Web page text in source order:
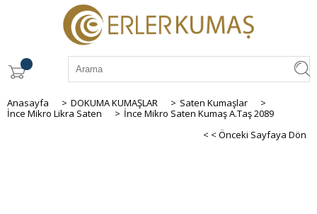
Anasayfa > DOKUMA KUMAŞLAR > Saten Kumaşlar
>
İnce Mikro Likra Saten
> İnce Mikro Saten Kumaş A.Taş 2089
< < Önceki Sayfaya Dön